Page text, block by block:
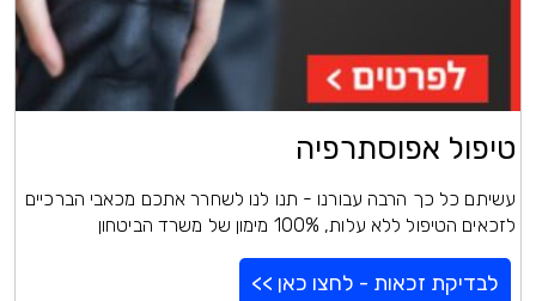
טיפול אפוסתרפיה
עשיתם כל כך הרבה עבורנו - תנו לנו לשחרר אתכם מכאבי הברכיים
לזכאים הטיפול ללא עלות, 100% מימון של משרד הביטחון
לבדיקת זכאות - לחצו כאן >>